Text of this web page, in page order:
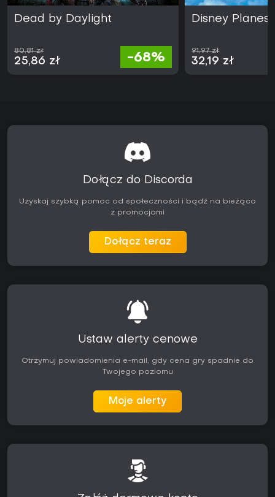
Dead by Daylight
80,81 zł
25,86 zł -68%
Disney Planes
91,97 zł
32,19 zł
Dołącz do Discorda
Uzyskaj szybką pomoc od społeczności i bądź na bieżąco
z promocjami
Dołącz teraz
Ustaw alerty cenowe
Otrzymuj powiadomienia e-mail, gdy cena gry spadnie do
Twojego poziomu
Moje alerty